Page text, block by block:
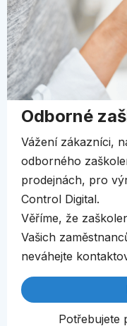
Odborné
Vážení zákazníci,
odborného
prodejnách, pro
Control Digital.
Věříme, že
Vašich
neváhejte
Potřebujete